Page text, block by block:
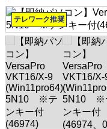
テレワーク推奨